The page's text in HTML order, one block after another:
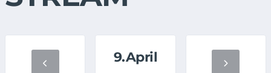
9.April